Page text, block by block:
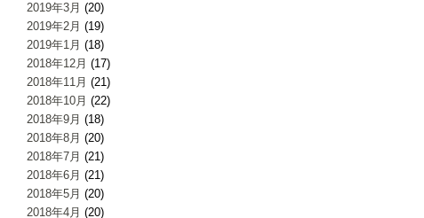
2019年3月 (20)
2019年2月 (19)
2019年1月 (18)
2018年12月 (17)
2018年11月 (21)
2018年10月 (22)
2018年9月 (18)
2018年8月 (20)
2018年7月 (21)
2018年6月 (21)
2018年5月 (20)
2018年4月 (20)